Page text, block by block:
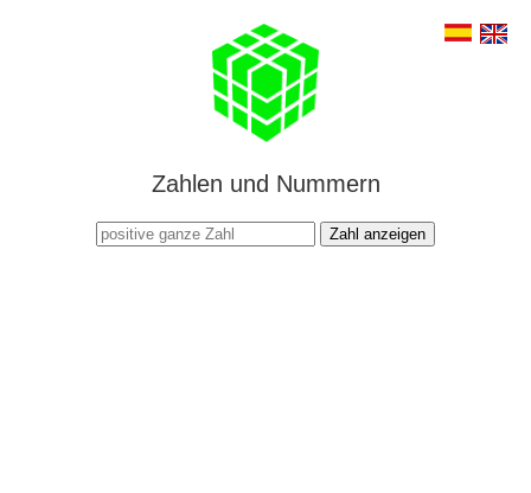
Zahlen und Nummern
Zahl anzeigen